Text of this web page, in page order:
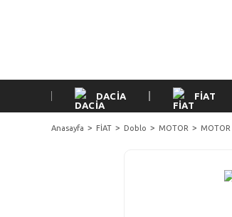
DACİA FİAT
Anasayfa FİAT Doblo MOTOR MOTOR